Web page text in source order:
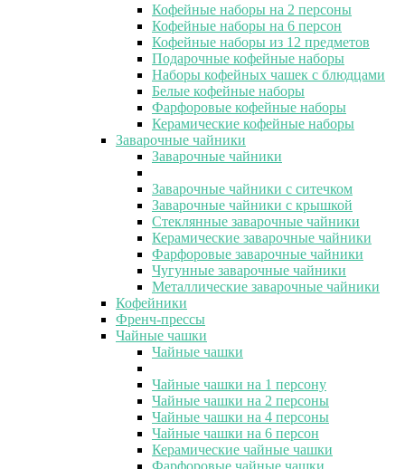
Кофейные наборы на 2 персоны
Кофейные наборы на 6 персон
Кофейные наборы из 12 предметов
Подарочные кофейные наборы
Наборы кофейных чашек с блюдцами
Белые кофейные наборы
Фарфоровые кофейные наборы
Керамические кофейные наборы
Заварочные чайники
Заварочные чайники
Заварочные чайники с ситечком
Заварочные чайники с крышкой
Стеклянные заварочные чайники
Керамические заварочные чайники
Фарфоровые заварочные чайники
Чугунные заварочные чайники
Металлические заварочные чайники
Кофейники
Френч-прессы
Чайные чашки
Чайные чашки
Чайные чашки на 1 персону
Чайные чашки на 2 персоны
Чайные чашки на 4 персоны
Чайные чашки на 6 персон
Керамические чайные чашки
Фарфоровые чайные чашки